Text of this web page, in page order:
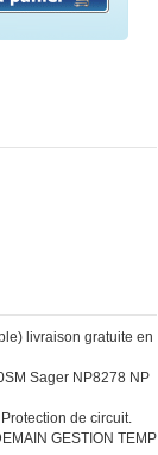
livraison gratuite en
Sager NP8278 NP
de circuit.
GESTION TEMP